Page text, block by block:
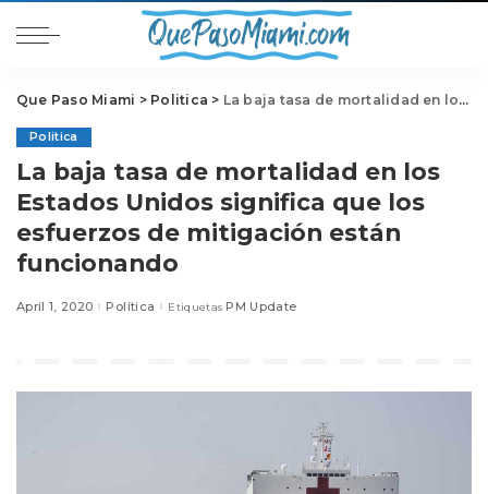
Que Paso Miami > Politica > La baja tasa de mortalidad en los Estados Unidos significa que los esfuerzos de mitigación están funcionando
Politica
La baja tasa de mortalidad en los
Estados Unidos significa que los
esfuerzos de mitigación están
funcionando
April 1, 2020 Politica Etiquetas PM Update